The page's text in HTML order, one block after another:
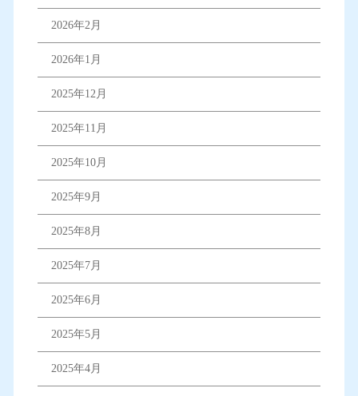
2026年2月
2026年1月
2025年12月
2025年11月
2025年10月
2025年9月
2025年8月
2025年7月
2025年6月
2025年5月
2025年4月